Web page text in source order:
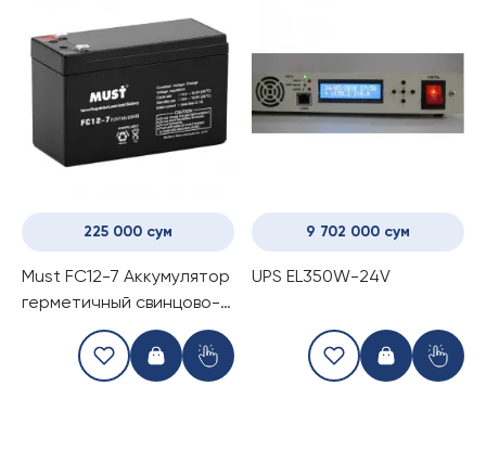
225 000 сум
Must FC12-7 Аккумулятор
герметичный свинцово-
кислотный 12V7AH
Battery
9 702 000 сум
UPS EL350W-24V